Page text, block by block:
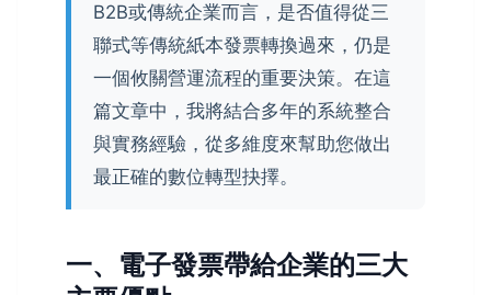
B2B或傳統企業而言，是否值得從三
聯式等傳統紙本發票轉換過來，仍是
一個攸關營運流程的重要決策。在這
篇文章中，我將結合多年的系統整合
與實務經驗，從多維度來幫助您做出
最正確的數位轉型抉擇。
一、電子發票帶給企業的三大